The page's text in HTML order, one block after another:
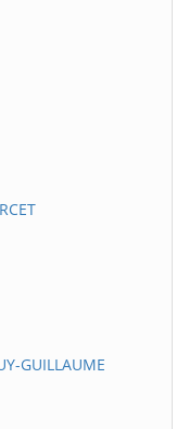
GUILLAUME